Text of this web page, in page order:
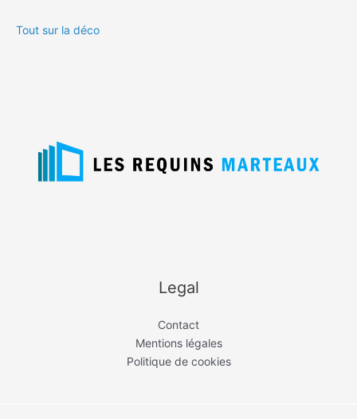
Tout sur la déco
Legal
Contact
Mentions légales
Politique de cookies